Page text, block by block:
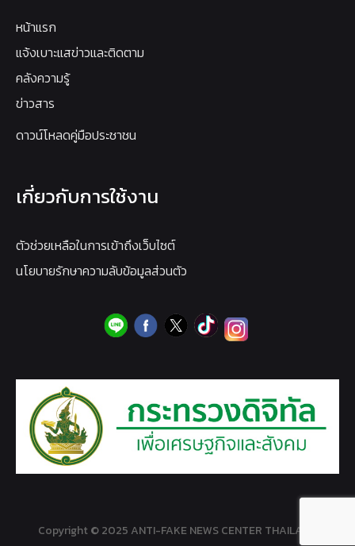
หน้าแรก
แจ้งเบาะแสข่าวและติดตาม
คลังความรู้
ข่าวสาร
ดาวน์โหลดคู่มือประชาชน
เกี่ยวกับการใช้งาน
ตัวช่วยเหลือในการเข้าถึงเว็บไซต์
นโยบายรักษาความลับข้อมูลส่วนตัว
Copyright © 2025 ANTI-FAKE NEWS CENTER THAILAND